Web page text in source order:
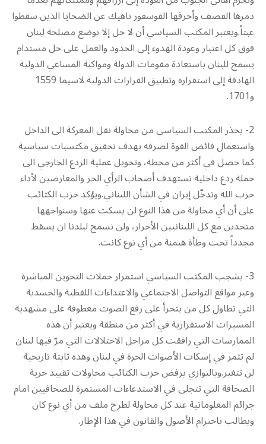
دمرها القصف وأحرقها الفوسفور ناهيك عن الضحايا الذين سقطوا
عبثاً.ويعتبر المكتب السياسي أن لا حل إلا بوضع مصلحة لبنان
فوق كل اعتبار وعودة الهدوء إلى الحدود والعمل على حل مستدام
يسمح للبنان باستعادة مقومات الدولة ومواكبة المساعي الدولية
الهادفة إلى استقراره وتطبيق القرارات الدولية لاسيما 1559
و1701.
2- يحذر المكتب السياسي من محاولة نقل المعركة الى الداخل
واستعمال فائض القوة لصرفه بهدف تحقيق مكتسبات سياسية
كما حصل في أكثر من محطة، وتحويل عملية الردع الخارجي الى
حملة ردع داخلية تستهدف أصحاب الرأي الحر والمعارضين لأداء
حزب الله وتدخّل إيران في الشأن اللبناني.ويؤكد حزب الكتائب
على أن أي محاولة من هذا النوع لن يسكت عنها وسنواجهها
متحدين مع كل اللبنانيين الأحرار، ولن نسمح لبلدنا ان يسقط
مجدداً تحت وطأة هيمنة من أي نوع كانت.
3- يشجب المكتب السياسي استمرار حملات التخوين المباشرة
وعبر مواقع التواصل الاجتماعي والاعتداءات اللفظية والجسدية
التي تطاول كل من يتجرأ على رفع الصوت معطوفة على مشهدية
المسيرات الاستفزازية في أكثر من منطقة ويعتبر أن هذه
الممارسات التي رافقت كل مراحل الاحتلالات التي مرّ فيها لبنان
لم تثمر في إسكات الأصوات الحرة في لبنان وهذه ثابتة تاريخية
لن تتغير.وبالتوازي يرفض حزب الكتائب محاولات تقييد حرية
الصحافة التي تتجلى في الاستدعاءات المستمرة للصحافيين امام
جرائم المعلوماتية عند كل محاولة لطرح ملف من أي نوع كان
ويطالب باحترام الأصول والقانون في هذا الإطار.